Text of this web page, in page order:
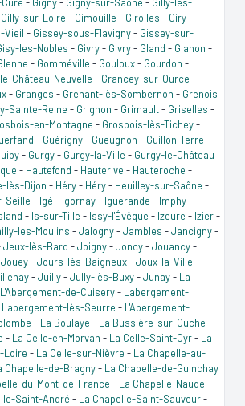
Gilly-sur-Loire - Gimouille - Girolles - Giry-
Vieil - Gissey-sous-Flavigny- Gissey-sur-
les-Nobles - Givry- Givry- Gland - Glanon -
- Gomméville - Gouloux- Gourdon -
Château-Neuvelle - Grancey-sur-Ource -
- Granges - Grenant-lès-Sombernon - Grenois
Sainte-Reine - Grignon - Grimault- Griselles -
en-Montagne - Grosbois-lès-Tichey-
- Guérigny- Gueugnon - Guillon-Terre-
- Gurgy- Gurgy-la-Ville - Gurgy-le-Château
- Hautefond - Hauterive - Hauteroche -
lès-Dijon - Héry- Héry- Heuilley-sur-Saône -
Seille - Igé - Igornay- Iguerande - Imphy-
- Is-sur-Tille - Issy-l'Évêque - Izeure - Izier-
les-Moulins -Jalogny-Jambles -Jancigny-
Jeux-lès-Bard -Joigny-Joncy-Jouancy-
Jouey-Jours-lès-Baigneux-Joux-la-Ville -
-Juilly-Jully-lès-Buxy-Junay- La
L'Abergement-de-Cuisery- Labergement-
Labergement-lès-Seurre - L'Abergement-
- La Boulaye - La Bussière-sur-Ouche -
- La Celle-en-Morvan - La Celle-Saint-Cyr- La
Loire - La Celle-sur-Nièvre - La Chapelle-au-
Chapelle-de-Bragny- La Chapelle-de-Guinchay
du-Mont-de-France - La Chapelle-Naude -
Saint-André - La Chapelle-Saint-Sauveur-